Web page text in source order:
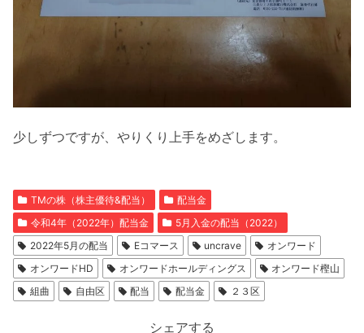
少しずつですが、やりくり上手をめざします。
TMの株（株主優待&配当）
配当金
令和4年（2022年）配当金
5月入金の配当（2022）
2022年5月の配当
Eコマース uncrave
オンワード
オンワードHD
オンワードホールディングス
オンワード樫山
組曲
自由区 配当 配当金 ２３区
シェアする